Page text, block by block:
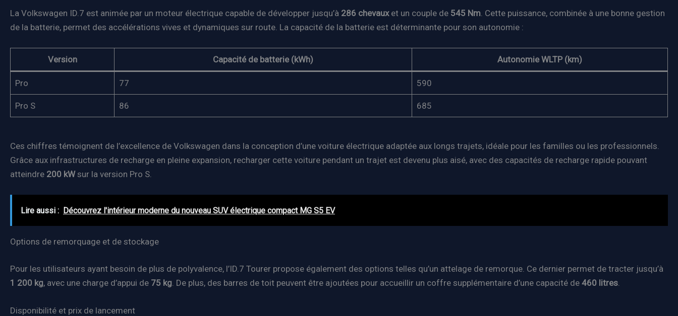
La Volkswagen ID.7 est animée par un moteur électrique capable de développer jusqu’à 286 chevauxet un couple de 545 Nm. Cette puissance, combinée à une bonne gestion
de la batterie, permet des accélérations vives et dynamiques sur route. La capacité de la batterie est déterminante pour son autonomie :
Version Capacité de batterie (kWh) Autonomie WLTP (km)
Pro 77 590
Pro S 86 685
Ces chiffres témoignent de l’excellence de Volkswagen dans la conception d’une voiture électrique adaptée aux longs trajets, idéale pour les familles ou les professionnels.
Grâce aux infrastructures de recharge en pleine expansion, recharger cette voiture pendant un trajet est devenu plus aisé, avec des capacités de recharge rapide pouvant
atteindre 200 kWsur la version Pro S.
Lire aussi : Découvrez l'intérieur moderne du nouveau SUV électrique compact MG S5 EV
Options de remorquage et de stockage
Pour les utilisateurs ayant besoin de plus de polyvalence, l’ID.7 Tourer propose également des options telles qu’un attelage de remorque. Ce dernier permet de tracter jusqu’à
1 200 kg, avec une charge d’appui de 75 kg . De plus, des barres de toit peuvent être ajoutées pour accueillir un coffre supplémentaire d’une capacité de 460 litres
Disponibilité et prix de lancement